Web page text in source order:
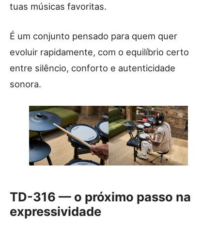
tuas músicas favoritas.
É um conjunto pensado para quem quer
evoluir rapidamente, com o equilíbrio certo
entre silêncio, conforto e autenticidade
sonora.
TD-316 — o próximo passo na
expressividade